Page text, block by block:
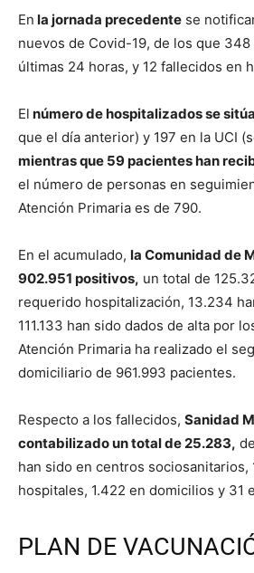
En la jornada precedente se
nuevos de Covid-19, de los que
últimas 24 horas, y 12 fallecidos en
El número de hospitalizados se
que el día anterior) y 197 en la UCI
mientras que 59 pacientes han
el número de personas en
Atención Primaria es de 790.
En el acumulado, la Comunidad de
902.951 positivos, un total de
requerido hospitalización, 13.234
111.133 han sido dados de alta por
Atención Primaria ha realizado el
domiciliario de 961.993 pacientes.
Respecto a los fallecidos, Sanidad
contabilizado un total de 25.283,
han sido en centros sociosanitarios,
hospitales, 1.422 en domicilios y 31
PLAN DE